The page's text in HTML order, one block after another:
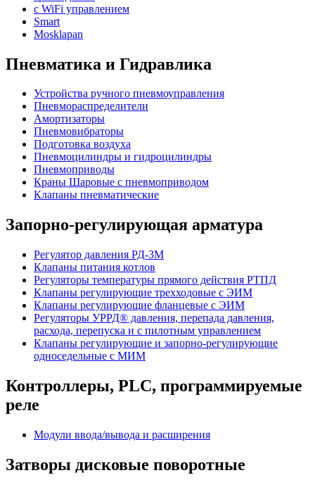
с WiFi управлением
Smart
Mosklapan
Пневматика и Гидравлика
Устройства ручного пневмоуправления
Пневмораспределители
Амортизаторы
Пневмовибраторы
Подготовка воздуха
Пневмоцилиндры и гидроцилиндры
Пневмоприводы
Краны Шаровые с пневмоприводом
Клапаны пневматические
Запорно-регулирующая арматура
Регулятор давления РД-3М
Клапаны питания котлов
Регуляторы температуры прямого действия РТПД
Клапаны регулирующие трехходовые с ЭИМ
Клапаны регулирующие фланцевые с ЭИМ
Регуляторы УРРД® давления, перепада давления,
расхода, перепуска и с пилотным управлением
Клапаны регулирующие и запорно-регулирующие
односедельные с МИМ
Контроллеры, PLС, программируемые
реле
Модули ввода/вывода и расширения
Затворы дисковые поворотные